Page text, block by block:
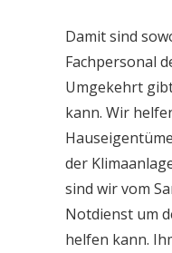
Damit sind
Fachpersonal
Umgekehrt
kann. Wir
der
sind wir vom
Notdienst um
helfen kann.